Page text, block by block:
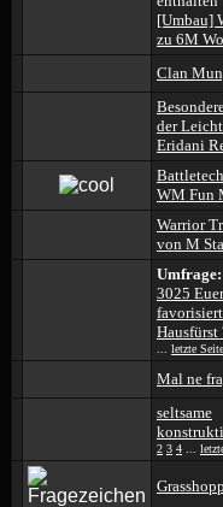
[Umbau]
zu 6M
Clan
der
Eridani
WM Fun
Warrior
von M
Umfrage:
3025 Euer
Hausfürst
letzte Seite
Mal ne
seltsame
2 3 4